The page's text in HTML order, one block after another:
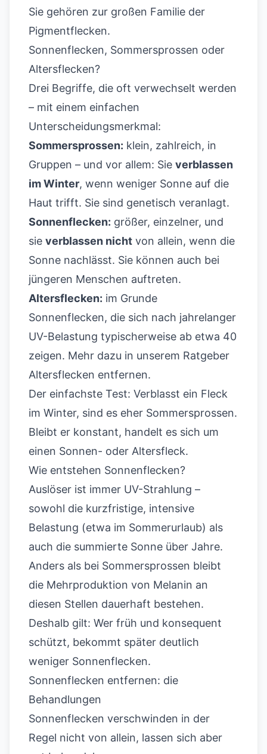
Sie gehören zur großen Familie der
Pigmentflecken.
Sonnenflecken, Sommersprossen oder
Altersflecken?
Drei Begriffe, die oft verwechselt werden
– mit einem einfachen
Unterscheidungsmerkmal:
Sommersprossen: klein, zahlreich, in
Gruppen – und vor allem: Sie verblassen
im Winter, wenn weniger Sonne auf die
Haut trifft. Sie sind genetisch veranlagt.
Sonnenflecken: größer, einzelner, und
sie verblassen nicht von allein, wenn die
Sonne nachlässt. Sie können auch bei
jüngeren Menschen auftreten.
Altersflecken: im Grunde
Sonnenflecken, die sich nach jahrelanger
UV-Belastung typischerweise ab etwa 40
zeigen. Mehr dazu in unserem Ratgeber
Altersflecken entfernen.
Der einfachste Test: Verblasst ein Fleck
im Winter, sind es eher Sommersprossen.
Bleibt er konstant, handelt es sich um
einen Sonnen- oder Altersfleck.
Wie entstehen Sonnenflecken?
Auslöser ist immer UV-Strahlung –
sowohl die kurzfristige, intensive
Belastung (etwa im Sommerurlaub) als
auch die summierte Sonne über Jahre.
Anders als bei Sommersprossen bleibt
die Mehrproduktion von Melanin an
diesen Stellen dauerhaft bestehen.
Deshalb gilt: Wer früh und konsequent
schützt, bekommt später deutlich
weniger Sonnenflecken.
Sonnenflecken entfernen: die
Behandlungen
Sonnenflecken verschwinden in der
Regel nicht von allein, lassen sich aber